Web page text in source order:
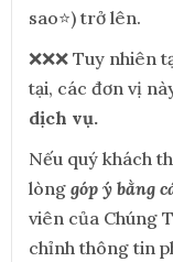
sao⭐) trở lên.
❌❌❌ Tuy nhiên
tại, các đơn vị
dịch vụ.
Nếu quý khách
lòng góp ý bằng
viên của Chúng
chỉnh thông tin